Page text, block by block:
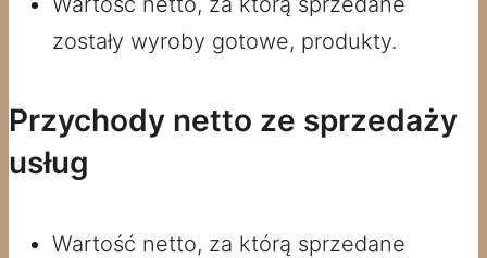
zostały wyroby gotowe, produkty.
Przychody netto ze sprzedaży
usług
Wartość netto, za którą sprzedane